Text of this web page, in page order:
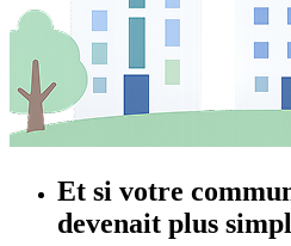
Et si votre
devenait plus